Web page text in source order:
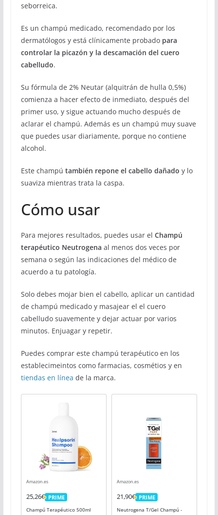
seborreica.
Es un champú medicado, recomendado por los
dermatólogos y está clínicamente probado para
controlar la picazón y la descamación del cuero
cabelludo.
Su fórmula de 2% Neutar (alquitrán de hulla 0,5%)
comienza a hacer efecto de inmediato, después del
primer uso, y sigue actuando mucho después de
aclarar el champú. Además es un champú muy suave
que puedes usar diariamente, porque no contiene
alcohol.
Este champú también repone el cabello dañado y lo
suaviza mientras trata la caspa.
Cómo usar
Para mejores resultados, puedes usar el Champú
terapéutico Neutrogena al menos dos veces por
semana o según las indicaciones del médico de
acuerdo a tu patología.
Solo debes mojar bien el cabello, aplicar un cantidad
de champú medicado y masajear el el cuero
cabelludo suavemente y dejar actuar por varios
minutos. Enjuagar y repetir.
Puedes comprar este champú terapéutico en los
establecimeintos como farmacias, cosmétios y en
tiendas en línea de la marca.
Amazon.es
25,26€ PRIME
PRIME
Champú Terapéutico 500ml
Amazon.es
21,90€ PRIME
PRIME
Neutrogena T/Gel Champú -